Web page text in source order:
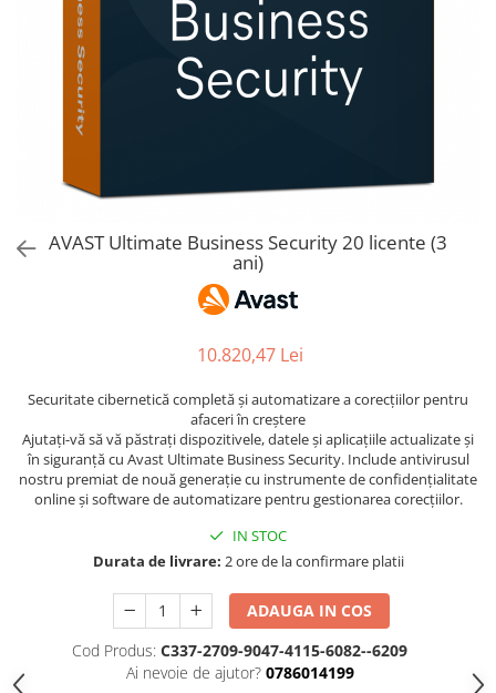
AVAST Driver Updater
AVAST SecureLine VPN
AVAST AntiTrack Premium
AVAST Ultimate Business Security 20 licente (3
ani)
10.820,47 Lei
Securitate cibernetică completă și automatizare a corecțiilor pentru
afaceri în creștere
Ajutați-vă să vă păstrați dispozitivele, datele și aplicațiile actualizate și
în siguranță cu Avast Ultimate Business Security. Include antivirusul
nostru premiat de nouă generație cu instrumente de confidențialitate
online și software de automatizare pentru gestionarea corecțiilor.
IN STOC
Durata de livrare: 2 ore de la confirmare platii
ADAUGA IN COS
Cod Produs: C337-2709-9047-4115-6082--6209
Ai nevoie de ajutor? 0786014199